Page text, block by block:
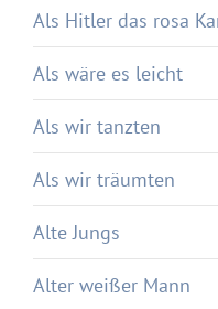
Als Hitler das rosa
Als wäre es leicht
Als wir tanzten
Als wir träumten
Alte Jungs
Alter weißer Mann